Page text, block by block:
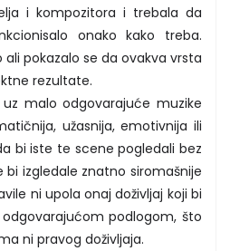
i kompozitora i trebala da
onako kako treba.
pokazalo se da ovakva vrsta
rezultate.
malo odgovarajuće muzike
užasnija, emotivnija ili
bi iste te scene pogledali bez
izgledale znatno siromašnije
ni upola onaj doživljaj koji bi
podlogom, što
ni pravog doživljaja.